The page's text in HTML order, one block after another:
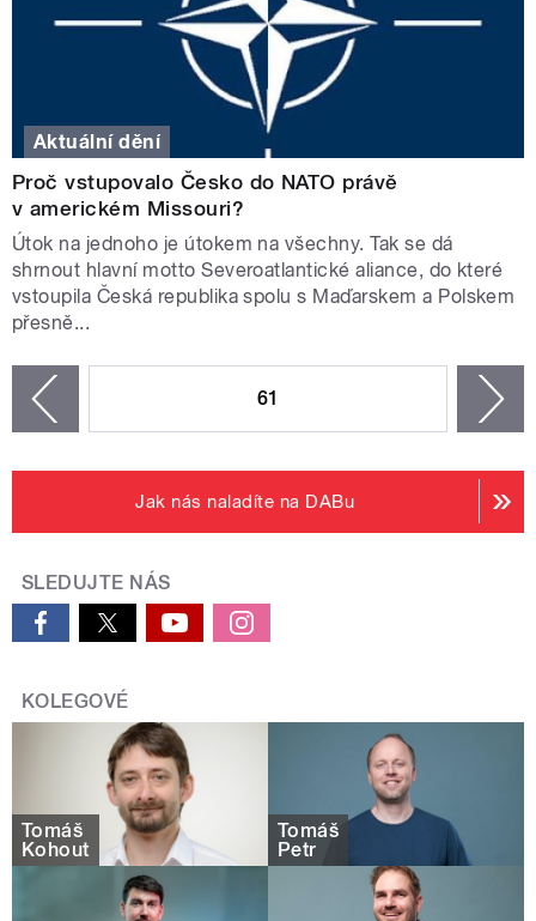
Aktuální dění
Proč vstupovalo Česko do NATO právě
v americkém Missouri?
Útok na jednoho je útokem na všechny. Tak se dá
shrnout hlavní motto Severoatlantické aliance, do které
vstoupila Česká republika spolu s Maďarskem a Polskem
přesně...
61
Jak nás naladíte na DABu
SLEDUJTE NÁS
KOLEGOVÉ
Tomáš
Kohout
Tomáš
Petr